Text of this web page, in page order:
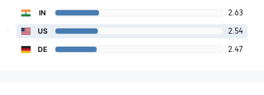
IN 2.63
US 2.54
DE 2.47